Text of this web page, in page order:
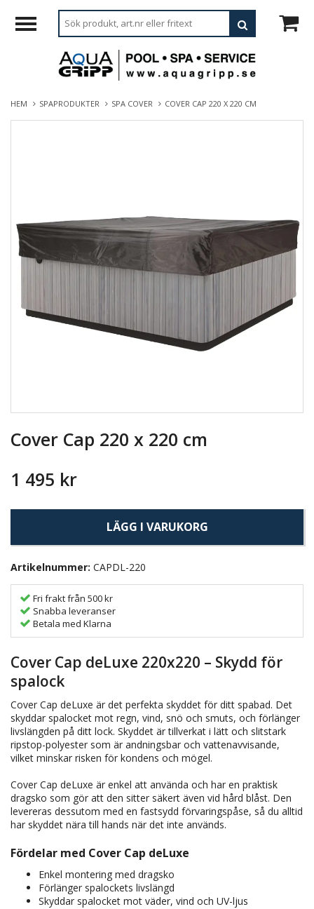
HEM SPAPRODUKTER SPA COVER COVER CAP 220 X 220 CM
Cover Cap 220 x 220 cm
1 495 kr
LÄGG I VARUKORG
Artikelnummer: CAPDL-220
Fri frakt från 500 kr
Snabba leveranser
Betala med Klarna
Cover Cap deLuxe 220x220 – Skydd för
spalock
Cover Cap deLuxe är det perfekta skyddet för ditt spabad. Det
skyddar spalocket mot regn, vind, snö och smuts, och förlänger
livslängden på ditt lock. Skyddet är tillverkat i lätt och slitstark
ripstop-polyester som är andningsbar och vattenavvisande,
vilket minskar risken för kondens och mögel.
Cover Cap deLuxe är enkel att använda och har en praktisk
dragsko som gör att den sitter säkert även vid hård blåst. Den
levereras dessutom med en fastsydd förvaringspåse, så du alltid
har skyddet nära till hands när det inte används.
Fördelar med Cover Cap deLuxe
Enkel montering med dragsko
Förlänger spalockets livslängd
Skyddar spalocket mot väder, vind och UV-ljus